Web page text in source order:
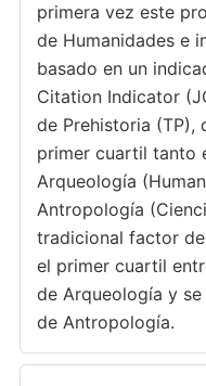
primera vez este
de Humanidades e
basado en un
Citation Indicator
de Prehistoria (TP),
primer cuartil tanto
Arqueología
Antropología
tradicional factor
el primer cuartil
de Arqueología y
de Antropología.